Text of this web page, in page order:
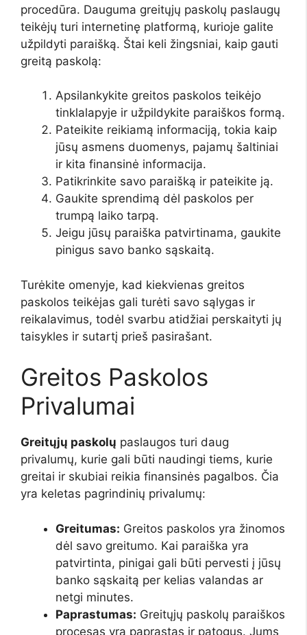
procedūra. Dauguma greitųjų paskolų paslaugų
teikėjų turi internetinę platformą, kurioje galite
užpildyti paraišką. Štai keli žingsniai, kaip gauti
greitą paskolą:
Apsilankykite greitos paskolos teikėjo
tinklalapyje ir užpildykite paraiškos formą.
Pateikite reikiamą informaciją, tokia kaip
jūsų asmens duomenys, pajamų šaltiniai
ir kita finansinė informacija.
Patikrinkite savo paraišką ir pateikite ją.
Gaukite sprendimą dėl paskolos per
trumpą laiko tarpą.
Jeigu jūsų paraiška patvirtinama, gaukite
pinigus savo banko sąskaitą.
Turėkite omenyje, kad kiekvienas greitos
paskolos teikėjas gali turėti savo sąlygas ir
reikalavimus, todėl svarbu atidžiai perskaityti jų
taisykles ir sutartį prieš pasirašant.
Greitos Paskolos
Privalumai
Greitųjų paskolų paslaugos turi daug
privalumų, kurie gali būti naudingi tiems, kurie
greitai ir skubiai reikia finansinės pagalbos. Čia
yra keletas pagrindinių privalumų:
Greitumas: Greitos paskolos yra žinomos
dėl savo greitumo. Kai paraiška yra
patvirtinta, pinigai gali būti pervesti į jūsų
banko sąskaitą per kelias valandas ar
netgi minutes.
Paprastumas: Greitųjų paskolų paraiškos
procesas yra paprastas ir patogus. Jums